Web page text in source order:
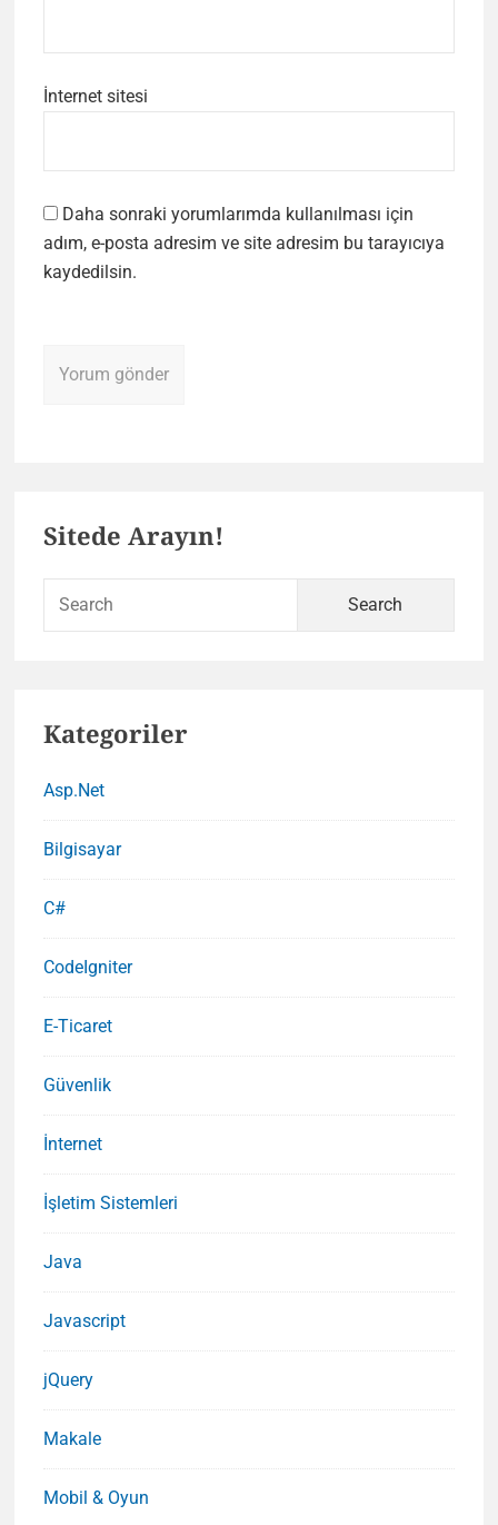
İnternet sitesi
Daha sonraki yorumlarımda kullanılması için
adım, e-posta adresim ve site adresim bu tarayıcıya
kaydedilsin.
Sidebar
Sitede Arayın!
Kategoriler
Asp.Net
Bilgisayar
C#
CodeIgniter
E-Ticaret
Güvenlik
İnternet
İşletim Sistemleri
Java
Javascript
jQuery
Makale
Mobil & Oyun